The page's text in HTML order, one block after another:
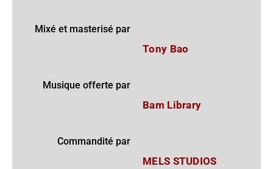
Mixé et masterisé par
Tony Bao
Musique offerte par
Bam Library
Commandité par
MELS STUDIOS